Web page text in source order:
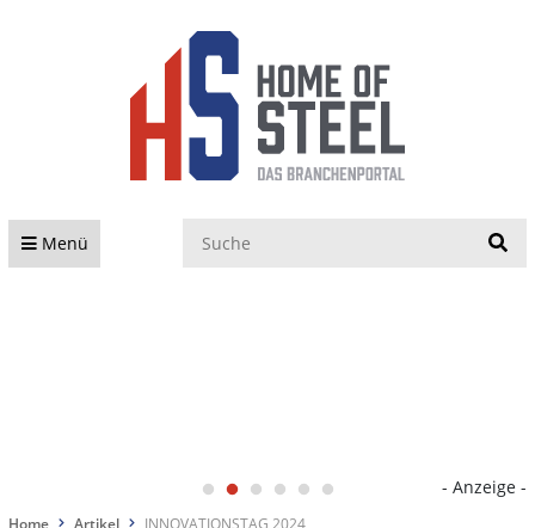
Menü
- Anzeige -
Home Artikel INNOVATIONSTAG 2024